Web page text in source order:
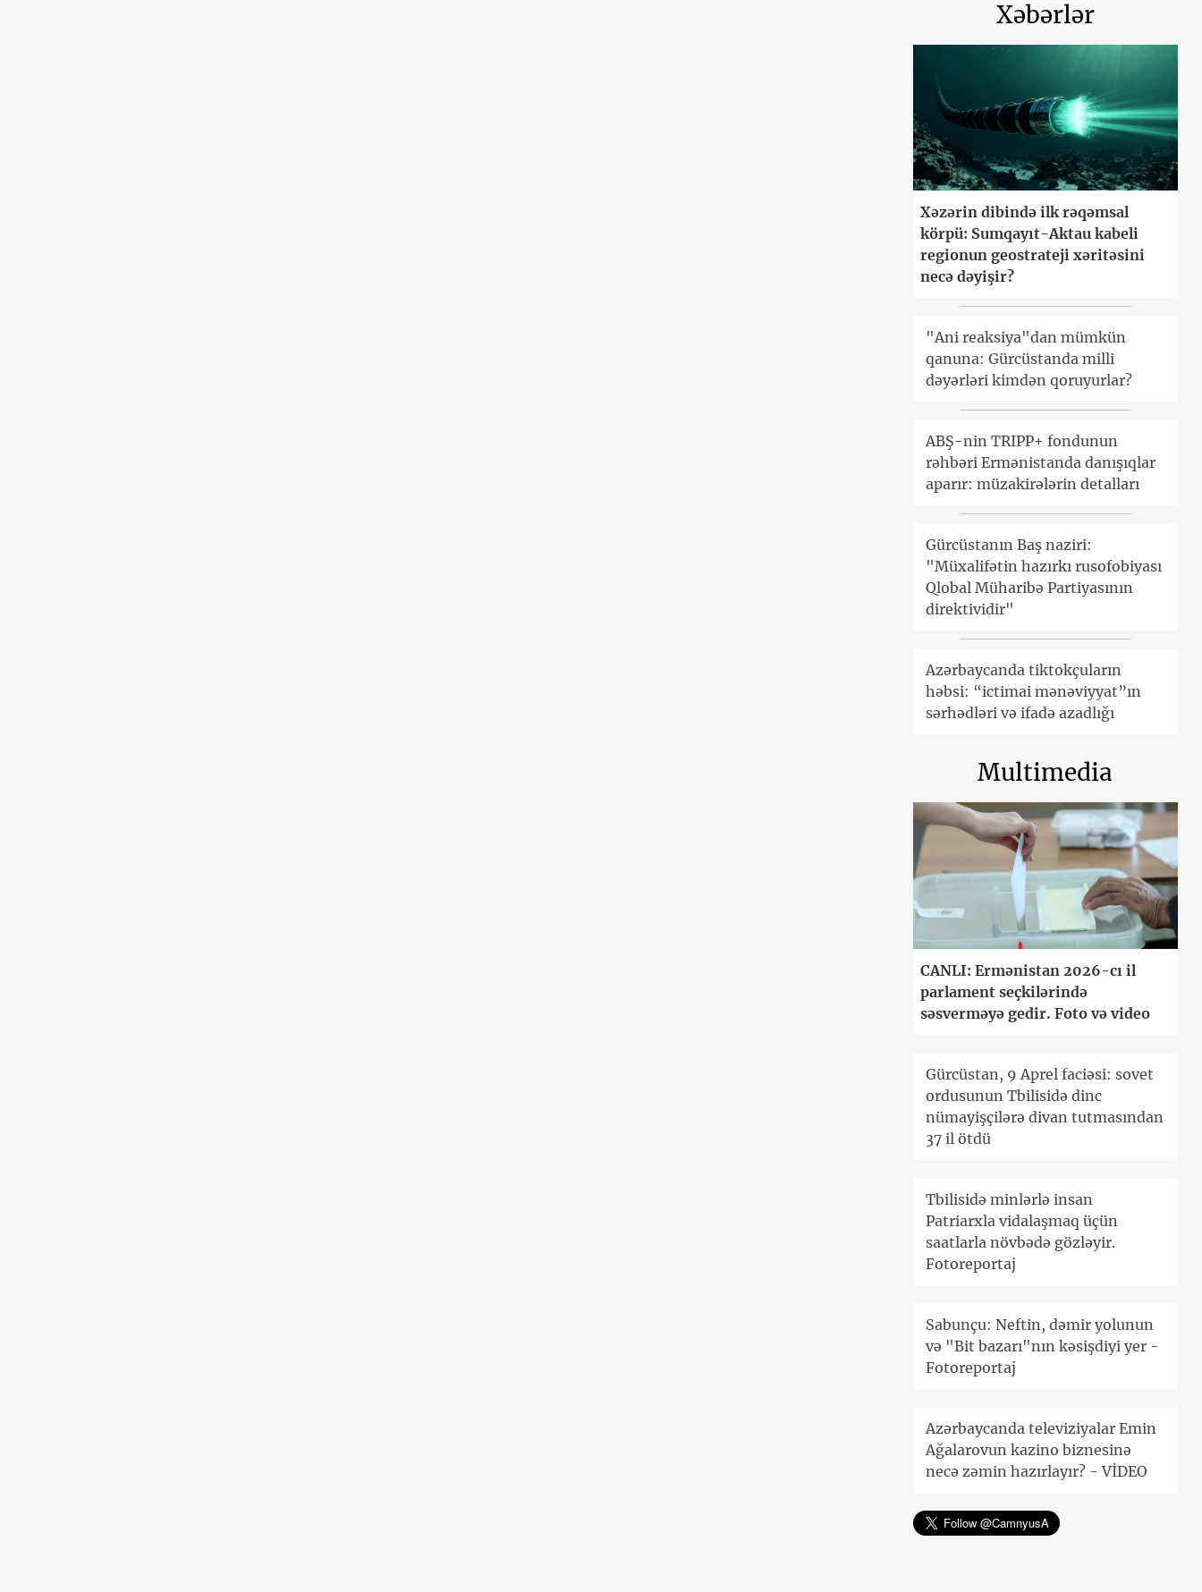
Xəbərlər
Xəzərin dibində ilk rəqəmsal
körpü: Sumqayıt-Aktau kabeli
regionun geostrateji xəritəsini
necə dəyişir?
"Ani reaksiya"dan mümkün
qanuna: Gürcüstanda milli
dəyərləri kimdən qoruyurlar?
ABŞ-nin TRIPP+ fondunun
rəhbəri Ermənistanda danışıqlar
aparır: müzakirələrin detalları
Gürcüstanın Baş naziri:
"Müxalifətin hazırkı rusofobiyası
Qlobal Müharibə Partiyasının
direktividir"
Azərbaycanda tiktokçuların
həbsi: “ictimai mənəviyyat”ın
sərhədləri və ifadə azadlığı
Multimedia
CANLI: Ermənistan 2026-cı il
parlament seçkilərində
səsverməyə gedir. Foto və video
Gürcüstan, 9 Aprel faciəsi: sovet
ordusunun Tbilisidə dinc
nümayişçilərə divan tutmasından
37 il ötdü
Tbilisidə minlərlə insan
Patriarxla vidalaşmaq üçün
saatlarla növbədə gözləyir.
Fotoreportaj
Sabunçu: Neftin, dəmir yolunun
və "Bit bazarı"nın kəsişdiyi yer -
Fotoreportaj
Azərbaycanda televiziyalar Emin
Ağalarovun kazino biznesinə
necə zəmin hazırlayır? - VİDEO